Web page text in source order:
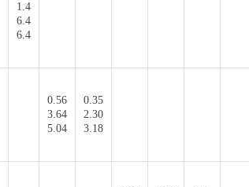
1.4
6.4
6.4
0.56
3.64
5.04
0.35
2.30
3.18